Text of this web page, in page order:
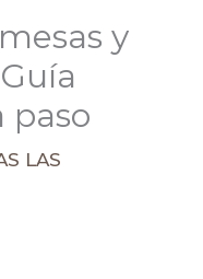
y
paso
LAS